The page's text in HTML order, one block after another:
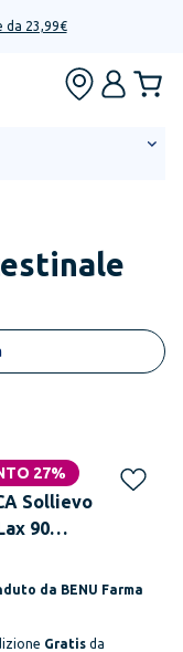
da 23,99€
27%
Sollievo
90
da BENU Farma
Gratis da